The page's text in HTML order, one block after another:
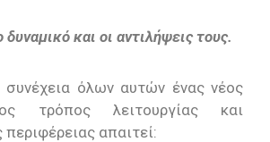
και οι αντιλήψεις τους.
όλων αυτών ένας νέος
τρόπος λειτουργίας και
απαιτεί: